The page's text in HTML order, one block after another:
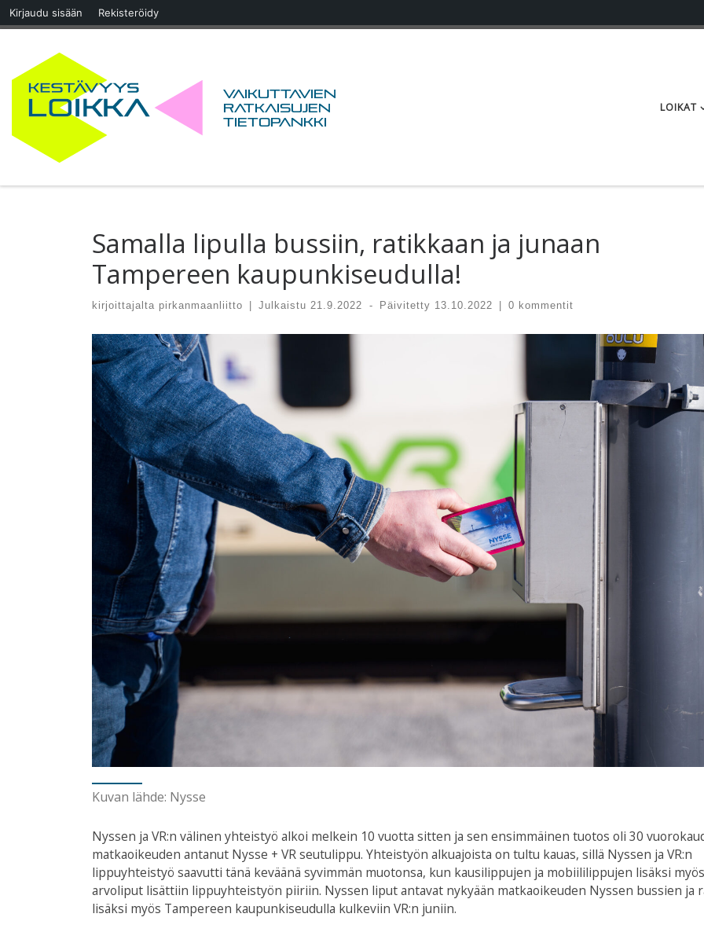
Kirjaudu sisään Rekisteröidy
Skip to content
Vaikuttavien
ratkaisujen
tietopankki
LOIKAT
Samalla lipulla bussiin, ratikkaan ja junaan
Tampereen kaupunkiseudulla!
kirjoittajalta pirkanmaanliitto Julkaistu 21.9.2022 - Päivitetty 13.10.2022 0 kommentit
Kuvan lähde: Nysse
Nyssen ja VR:n välinen yhteistyö alkoi melkein 10 vuotta sitten ja sen ensimmäinen tuotos oli 30
matkaoikeuden antanut Nysse + VR seutulippu. Yhteistyön alkuajoista on tultu kauas, sillä Nyssen ja VR:n
lippuyhteistyö saavutti tänä keväänä syvimmän muotonsa, kun kausilippujen ja mobiililippujen lisäksi myös
arvoliput lisättiin lippuyhteistyön piiriin. Nyssen liput antavat nykyään matkaoikeuden Nyssen bussien ja
lisäksi myös Tampereen kaupunkiseudulla kulkeviin VR:n juniin.